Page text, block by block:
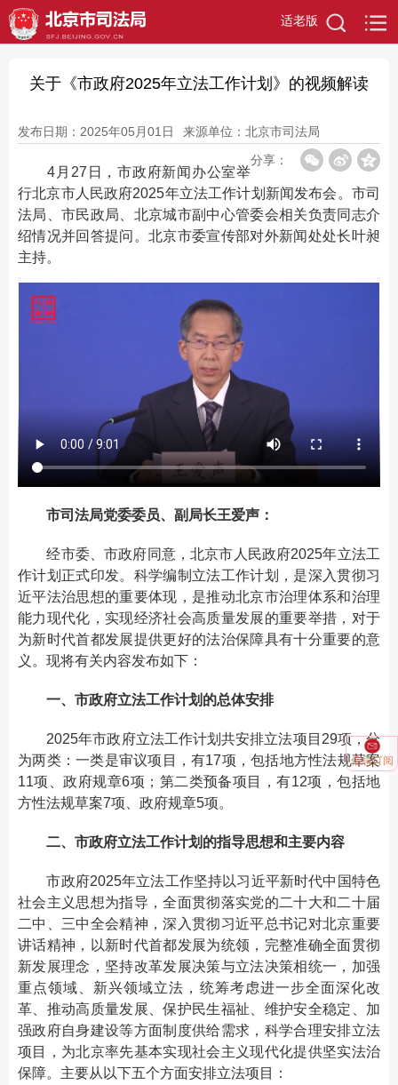
适老版
信息订阅
关于《市政府2025年立法工作计划》的视频解读
发布日期：2025年05月01日
来源单位：北京市司法局
分享：
4月27日，市政府新闻办公室举
行北京市人民政府2025年立法工作计划新闻发布会。市司
法局、市民政局、北京城市副中心管委会相关负责同志介
绍情况并回答提问。北京市委宣传部对外新闻处处长叶昶
主持。
市司法局党委委员、副局长王爱声：
经市委、市政府同意，北京市人民政府2025年立法工
作计划正式印发。科学编制立法工作计划，是深入贯彻习
近平法治思想的重要体现，是推动北京市治理体系和治理
能力现代化，实现经济社会高质量发展的重要举措，对于
为新时代首都发展提供更好的法治保障具有十分重要的意
义。现将有关内容发布如下：
一、市政府立法工作计划的总体安排
2025年市政府立法工作计划共安排立法项目29项，分
为两类：一类是审议项目，有17项，包括地方性法规草案
11项、政府规章6项；第二类预备项目，有12项，包括地
方性法规草案7项、政府规章5项。
二、市政府立法工作计划的指导思想和主要内容
市政府2025年立法工作坚持以习近平新时代中国特色
社会主义思想为指导，全面贯彻落实党的二十大和二十届
二中、三中全会精神，深入贯彻习近平总书记对北京重要
讲话精神，以新时代首都发展为统领，完整准确全面贯彻
新发展理念，坚持改革发展决策与立法决策相统一，加强
重点领域、新兴领域立法，统筹考虑进一步全面深化改
革、推动高质量发展、保护民生福祉、维护安全稳定、加
强政府自身建设等方面制度供给需求，科学合理安排立法
项目，为北京率先基本实现社会主义现代化提供坚实法治
保障。主要从以下五个方面安排立法项目：